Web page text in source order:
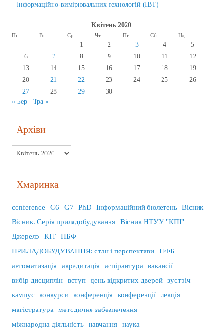
Інформаційно-вимірювальних технологій (ІВТ)
Квітень 2020
Пн Вт Ср Чт Пт Сб Нд
1 2 3 4
5
6
7 8 9 10 11
12
13
14 15 16 17 18
19
20
21 22 23 24 25
26
27
28 29
30
« Бер
Тра »
Архіви
Хмаринка
conference G6 G7 PhD Інформаційний бюлетень
Вісник
Вісник. Серія приладобудування
Вісник НТУУ "КПІ"
Джерело
КІТ
ПБФ
ПРИЛАДОБУДУВАННЯ: стан і перспективи
ПФБ
автоматизація
акредитація аспірантура
вакансії
вибір дисциплін
вступ день відкритих дверей
зустріч
кампус
конкурси конференція конференції
лекція
магістратура
методичне забезпечення
міжнародна діяльність
навчання
наука